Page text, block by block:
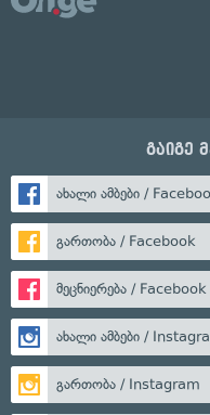
გაიგე
ახალი ამბები /
გართობა / Facebook
მეცნიერება / Facebook
ახალი ამბები /
გართობა / Instagram